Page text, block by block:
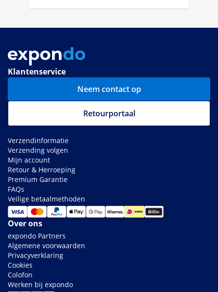
Klantenservice
Neem contact op
Retourportaal
Verzendinformatie
Verzending volgen
Mijn account
Retour & Herroeping
Premium Garantie
FAQs
Veilige betaalmethoden
Over ons
expondo Partners
Algemene voorwaarden
Privacyverklaring
Cookies
Colofon
Werken bij expondo